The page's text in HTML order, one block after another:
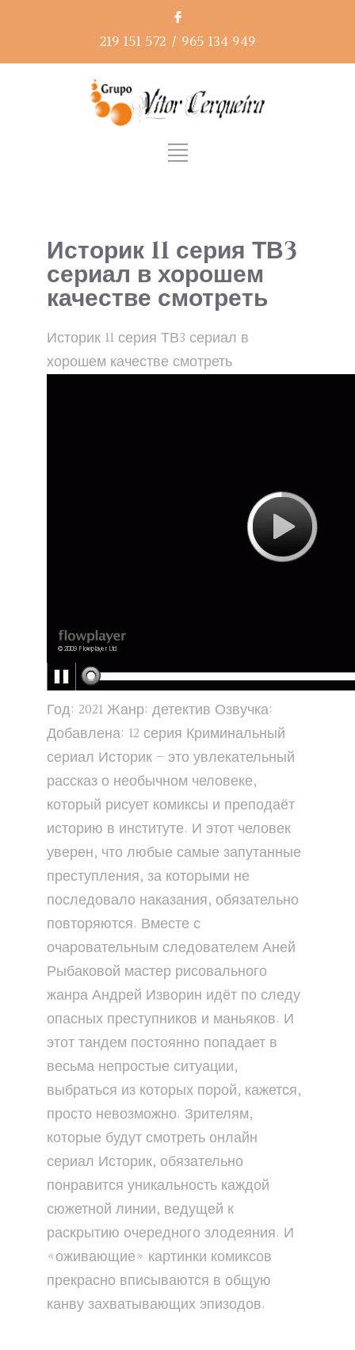
219 151 572 / 965 134 949
Историк 11 серия ТВ3
сериал в хорошем
качестве смотреть
Историк 11 серия ТВ3 сериал в
хорошем качестве смотреть
Год: 2021 Жанр: детектив Озвучка:
Добавлена: 12 серия Криминальный
сериал Историк – это увлекательный
рассказ о необычном человеке,
который рисует комиксы и преподаёт
историю в институте. И этот человек
уверен, что любые самые запутанные
преступления, за которыми не
последовало наказания, обязательно
повторяются. Вместе с
очаровательным следователем Аней
Рыбаковой мастер рисовального
жанра Андрей Изворин идёт по следу
опасных преступников и маньяков. И
этот тандем постоянно попадает в
весьма непростые ситуации,
выбраться из которых порой, кажется,
просто невозможно. Зрителям,
которые будут смотреть онлайн
сериал Историк, обязательно
понравится уникальность каждой
сюжетной линии, ведущей к
раскрытию очередного злодеяния. И
«оживающие» картинки комиксов
прекрасно вписываются в общую
канву захватывающих эпизодов.